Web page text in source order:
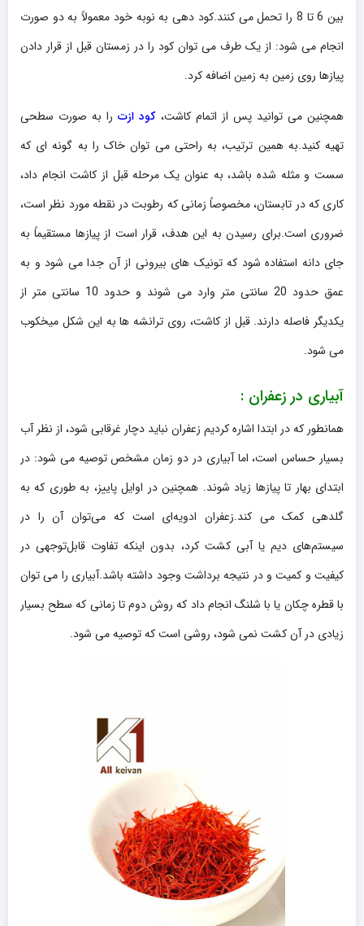
بین 6 تا 8 را تحمل می کنند.کود دهی به نوبه خود معمولاً به دو صورت
انجام می شود: از یک طرف می توان کود را در زمستان قبل از قرار دادن
پیازها روی زمین به زمین اضافه کرد.
همچنین می توانید پس از اتمام کاشت،کود ازترا به صورت سطحی
تهیه کنید.به همین ترتیب، به راحتی می توان خاک را به گونه ای که
سست و مثله شده باشد، به عنوان یک مرحله قبل از کاشت انجام داد،
کاری که در تابستان، مخصوصاً زمانی که رطوبت در نقطه مورد نظر است،
ضروری است.برای رسیدن به این هدف، قرار است از پیازها مستقیماً به
جای دانه استفاده شود که تونیک های بیرونی از آن جدا می شود و به
عمق حدود 20 سانتی متر وارد می شوند و حدود 10 سانتی متر از
یکدیگر فاصله دارند. قبل از کاشت، روی ترانشه ها به این شکل میخکوب
می شود.
آبیاری در زعفران :
همانطور که در ابتدا اشاره کردیم زعفران نباید دچار غرقابی شود، از نظر آب
بسیار حساس است، اما آبیاری در دو زمان مشخص توصیه می شود: در
ابتدای بهار تا پیازها زیاد شوند. همچنین در اوایل پاییز، به طوری که به
گلدهی کمک می کند.زعفران ادویه‌ای است که می‌توان آن را در
سیستم‌های دیم یا آبی کشت کرد، بدون اینکه تفاوت قابل‌توجهی در
کیفیت و کمیت و در نتیجه برداشت وجود داشته باشد.آبیاری را می توان
با قطره چکان یا با شلنگ انجام داد که روش دوم تا زمانی که سطح بسیار
زیادی در آن کشت نمی شود، روشی است که توصیه می شود.